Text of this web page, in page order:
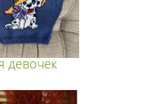
девочек